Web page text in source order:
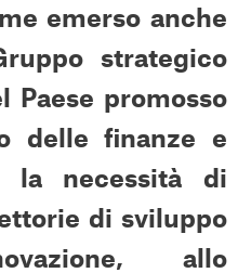
emerso anche
strategico
promosso
delle finanze e
la necessità di
di sviluppo
allo